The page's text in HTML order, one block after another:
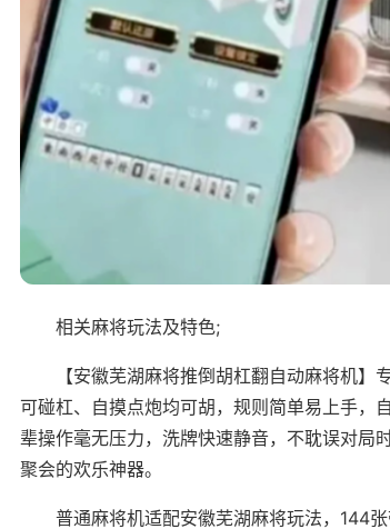
相关麻将玩法及特色;
【安徽芜湖麻将推倒胡杠翻自动麻将机】
可碰杠、自摸点炮均可胡，规则简单易上手，
辈操作毫无压力，洗牌快速静音，不耽误对局
聚会的欢乐神器。
普通麻将机适配安徽芜湖麻将玩法，144